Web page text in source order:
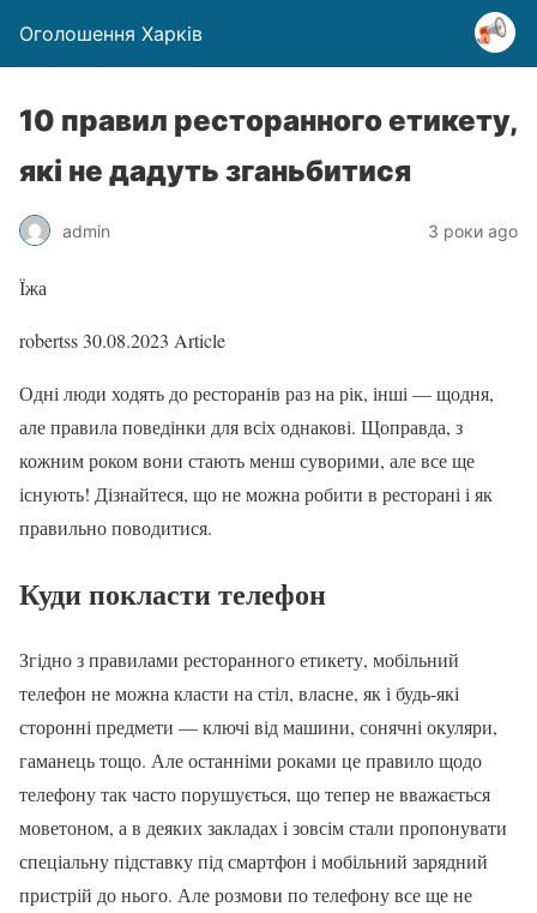
Оголошення Харків
10 правил ресторанного етикету,
які не дадуть зганьбитися
admin 3 роки ago
Їжа
robertss 30.08.2023 Article
Одні люди ходять до ресторанів раз на рік, інші — щодня,
але правила поведінки для всіх однакові. Щоправда, з
кожним роком вони стають менш суворими, але все ще
існують! Дізнайтеся, що не можна робити в ресторані і як
правильно поводитися.
Куди покласти телефон
Згідно з правилами ресторанного етикету, мобільний
телефон не можна класти на стіл, власне, як і будь-які
сторонні предмети — ключі від машини, сонячні окуляри,
гаманець тощо. Але останніми роками це правило щодо
телефону так часто порушується, що тепер не вважається
моветоном, а в деяких закладах і зовсім стали пропонувати
спеціальну підставку під смартфон і мобільний зарядний
пристрій до нього. Але розмови по телефону все ще не